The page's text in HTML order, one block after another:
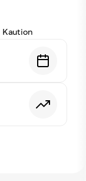
Kaution